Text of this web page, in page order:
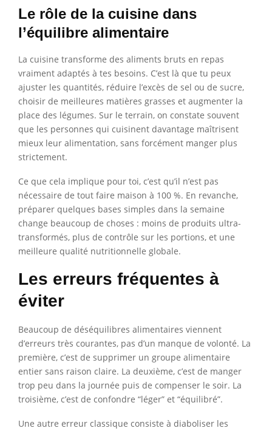
Le rôle de la cuisine dans
l’équilibre alimentaire
La cuisine transforme des aliments bruts en repas
vraiment adaptés à tes besoins. C’est là que tu peux
ajuster les quantités, réduire l’excès de sel ou de sucre,
choisir de meilleures matières grasses et augmenter la
place des légumes. Sur le terrain, on constate souvent
que les personnes qui cuisinent davantage maîtrisent
mieux leur alimentation, sans forcément manger plus
strictement.
Ce que cela implique pour toi, c’est qu’il n’est pas
nécessaire de tout faire maison à 100 %. En revanche,
préparer quelques bases simples dans la semaine
change beaucoup de choses : moins de produits ultra-
transformés, plus de contrôle sur les portions, et une
meilleure qualité nutritionnelle globale.
Les erreurs fréquentes à
éviter
Beaucoup de déséquilibres alimentaires viennent
d’erreurs très courantes, pas d’un manque de volonté. La
première, c’est de supprimer un groupe alimentaire
entier sans raison claire. La deuxième, c’est de manger
trop peu dans la journée puis de compenser le soir. La
troisième, c’est de confondre “léger” et “équilibré”.
Une autre erreur classique consiste à diaboliser les